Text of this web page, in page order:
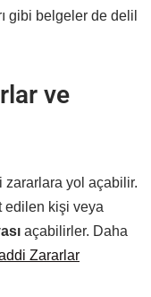
gibi belgeler de delil
ve
zararlara yol açabilir.
edilen kişi veya
açabilirler. Daha
Zararlar